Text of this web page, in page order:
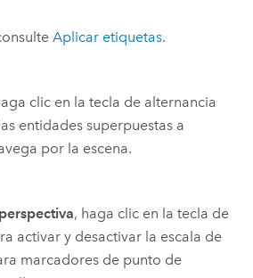
Aplicar etiquetas.
clic en la tecla de alternancia
entidades superpuestas a
por la escena.
, haga clic en la tecla de
activar y desactivar la escala de
marcadores de punto de